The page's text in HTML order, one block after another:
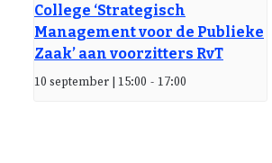
College ‘Strategisch
Management voor de Publieke
Zaak’ aan voorzitters RvT
10 september | 15:00 - 17:00